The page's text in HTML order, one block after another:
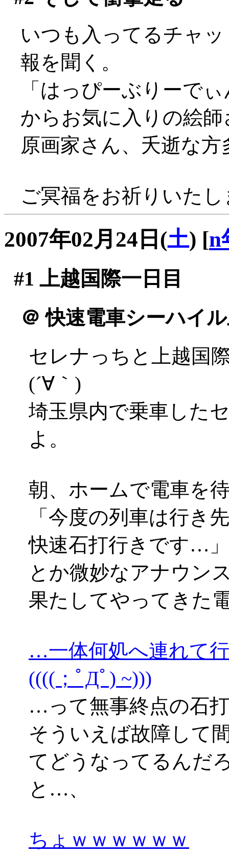
いつも入ってるチャ
報を聞く。
「はっぴーぶりーで
からお気に入りの絵
原画家さん、夭逝な
ご冥福をお祈りいたし
2007年02月24日(土) [n
#1 上越国際一日目
＠ 快速電車シーハイ
セレナっちと上越国
(´∀｀)
埼玉県内で乗車した
よ。
朝、ホームで電車を
「今度の列車は行き
快速石打行きです…」
とか微妙なアナウン
果たしてやってきた
…一体何処へ連れて
((((；ﾟДﾟ) ~)))
…って無事終点の石
そういえば故障して
てどうなってるんだ
と…、
ちょｗｗｗｗｗｗ